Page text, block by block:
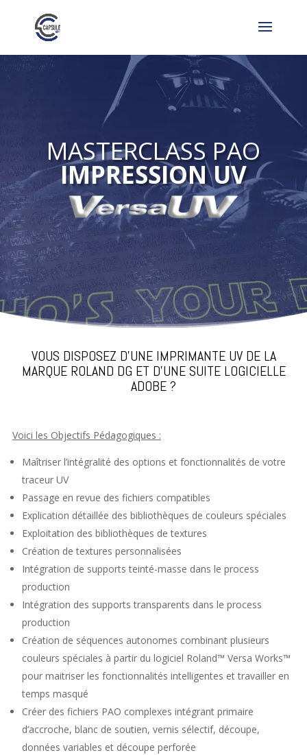
MASTERCLASS PAO
IMPRESSION UV
VOUS DISPOSEZ D’UNE IMPRIMANTE UV DE LA
MARQUE ROLAND DG ET D’UNE SUITE LOGICIELLE
ADOBE ?
Voici les Objectifs Pédagogiques :
Maîtriser l’intégralité des options et fonctionnalités de votre
traceur UV
Passage en revue des fichiers compatibles
Explication détaillée des bibliothèques de couleurs spéciales
Exploitation des bibliothèques de textures
Création de textures personnalisées
Intégration de supports teinté-masse dans le process
production
Intégration des supports transparents dans le process
production
Création de séquences autonomes combinant plusieurs
couleurs spéciales à partir du logiciel Roland™ Versa Works™
pour maitriser les fonctionnalités intelligentes et travailler en
temps masqué
Créer des fichiers PAO complexes intégrant primaire
d’accroche, blanc de soutien, vernis sélectif, découpe,
données variables et découpe perforée